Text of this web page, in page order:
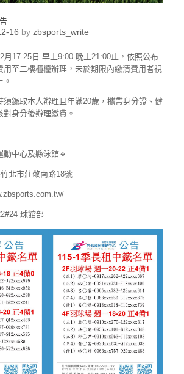
16 by zbsports_write
月17-25日 早上9:00-晚上21:00止，依照公布
用至二樓櫃檯辦理，未於期限內繳清費用者視
。
須錄取本人辦理且年滿20歲，攜帶身分證、健
身分後辦理繳費。
動中心及縣泳館🔹
北市莊敬南路18號
球館部